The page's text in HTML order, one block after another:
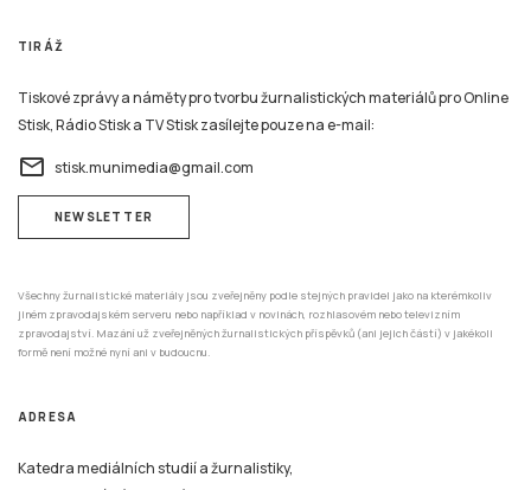
TIRÁŽ
Tiskové zprávy a náměty pro tvorbu žurnalistických materiálů pro Online
Stisk, Rádio Stisk a TV Stisk zasílejte pouze na e-mail:
email stisk.munimedia@gmail.com
NEWSLETTER
Všechny žurnalistické materiály jsou zveřejněny podle stejných pravidel jako na kterémkoliv
jiném zpravodajském serveru nebo například v novinách, rozhlasovém nebo televizním
zpravodajství. Mazání už zveřejněných žurnalistických příspěvků (ani jejich částí) v jakékoli
formě není možné nyní ani v budoucnu.
ADRESA
Katedra mediálních studií a žurnalistiky,